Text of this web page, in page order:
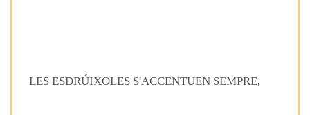
LES ESDRÚIXOLES S'ACCENTUEN SEMPRE,